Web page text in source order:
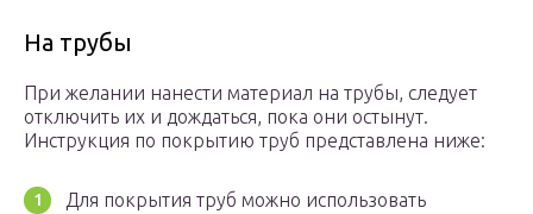
На трубы
При желании нанести материал на трубы, следует
отключить их и дождаться, пока они остынут.
Инструкция по покрытию труб представлена ниже:
Для покрытия труб можно использовать